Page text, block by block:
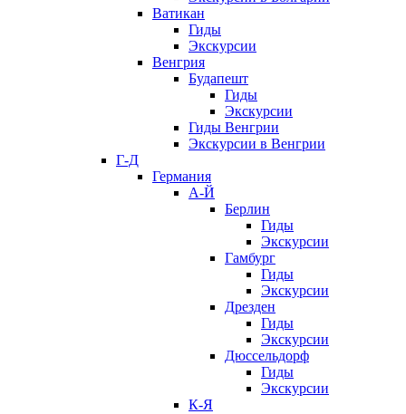
Ватикан
Гиды
Экскурсии
Венгрия
Будапешт
Гиды
Экскурсии
Гиды Венгрии
Экскурсии в Венгрии
Г-Д
Германия
А-Й
Берлин
Гиды
Экскурсии
Гамбург
Гиды
Экскурсии
Дрезден
Гиды
Экскурсии
Дюссельдорф
Гиды
Экскурсии
К-Я